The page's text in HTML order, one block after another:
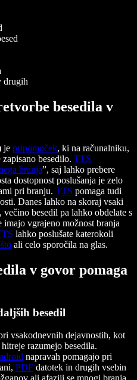
drugih
besedila v
je pripomoček, ki na računalniku,
besedilo. TTS
branja”, saj lahko prebere
dostopnost poslušanja je zelo
pri branju. TTS pomaga tudi
Danes lahko na skoraj vsaki
, večino besedil pa lahko obdelate s
vgrajeno možnost branja
lahko poslušate katerokoli
ali celo sporočila na glas.
v govor pomaga
besedil
vsakodnevnih dejavnostih, kot
razumejo besedila.
napravah pomagajo pri
PDF datotek in drugih vsebin